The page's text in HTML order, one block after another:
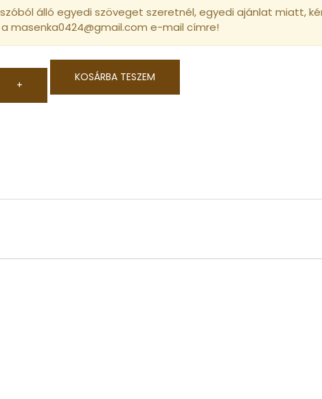
álló egyedi szöveget szeretnél, egyedi ajánlat miatt,
masenka0424@gmail.com e-mail címre!
+
KOSÁRBA TESZEM